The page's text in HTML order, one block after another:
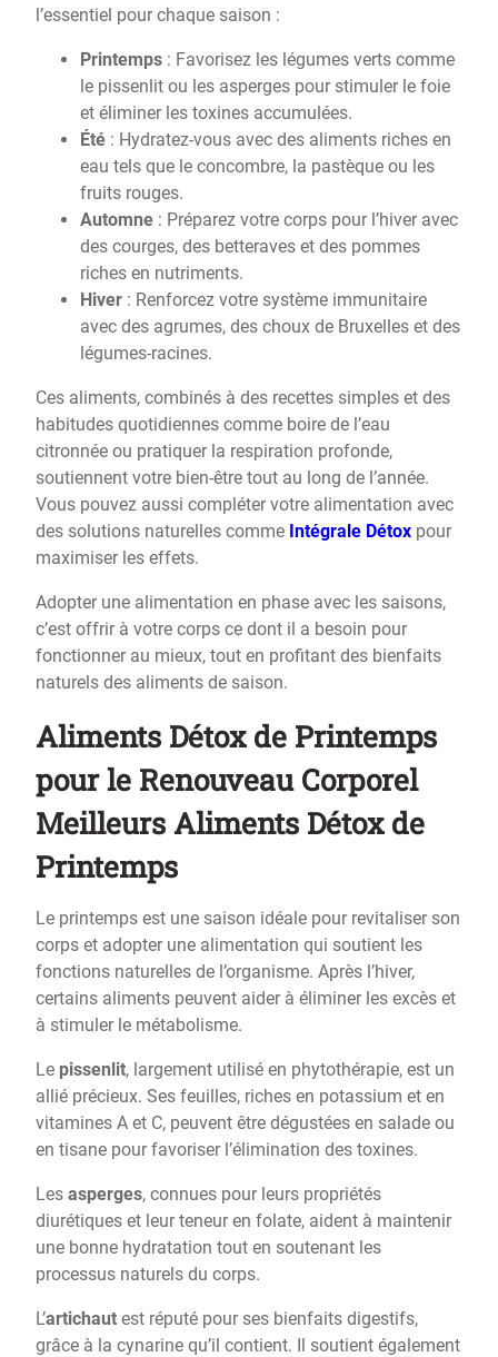
l’essentiel pour chaque saison :
Printemps : Favorisez les légumes verts comme
le pissenlit ou les asperges pour stimuler le foie
et éliminer les toxines accumulées.
Été : Hydratez-vous avec des aliments riches en
eau tels que le concombre, la pastèque ou les
fruits rouges.
Automne : Préparez votre corps pour l’hiver avec
des courges, des betteraves et des pommes
riches en nutriments.
Hiver : Renforcez votre système immunitaire
avec des agrumes, des choux de Bruxelles et des
légumes-racines.
Ces aliments, combinés à des recettes simples et des
habitudes quotidiennes comme boire de l’eau
citronnée ou pratiquer la respiration profonde,
soutiennent votre bien-être tout au long de l’année.
Vous pouvez aussi compléter votre alimentation avec
des solutions naturelles comme Intégrale Détox pour
maximiser les effets.
Adopter une alimentation en phase avec les saisons,
c’est offrir à votre corps ce dont il a besoin pour
fonctionner au mieux, tout en profitant des bienfaits
naturels des aliments de saison.
Aliments Détox de Printemps
pour le Renouveau Corporel
Meilleurs Aliments Détox de
Printemps
Le printemps est une saison idéale pour revitaliser son
corps et adopter une alimentation qui soutient les
fonctions naturelles de l’organisme. Après l’hiver,
certains aliments peuvent aider à éliminer les excès et
à stimuler le métabolisme.
Le pissenlit, largement utilisé en phytothérapie, est un
allié précieux. Ses feuilles, riches en potassium et en
vitamines A et C, peuvent être dégustées en salade ou
en tisane pour favoriser l’élimination des toxines.
Les asperges, connues pour leurs propriétés
diurétiques et leur teneur en folate, aident à maintenir
une bonne hydratation tout en soutenant les
processus naturels du corps.
L’artichaut est réputé pour ses bienfaits digestifs,
grâce à la cynarine qu’il contient. Il soutient également